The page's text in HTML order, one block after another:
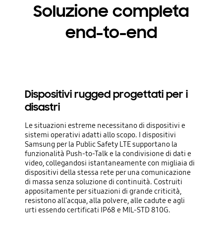
Soluzione completa
end-to-end
Dispositivi rugged progettati per i
disastri
Le situazioni estreme necessitano di dispositivi e
sistemi operativi adatti allo scopo. I dispositivi
Samsung per la Public Safety LTE supportano la
funzionalità Push-to-Talk e la condivisione di dati e
video, collegandosi istantaneamente con migliaia di
dispositivi della stessa rete per una comunicazione
di massa senza soluzione di continuità. Costruiti
appositamente per situazioni di grande criticità,
resistono all'acqua, alla polvere, alle cadute e agli
urti essendo certificati IP68 e MIL-STD 810G.